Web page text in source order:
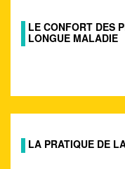
LE CONFORT DES
LONGUE MALADIE
LA PRATIQUE DE